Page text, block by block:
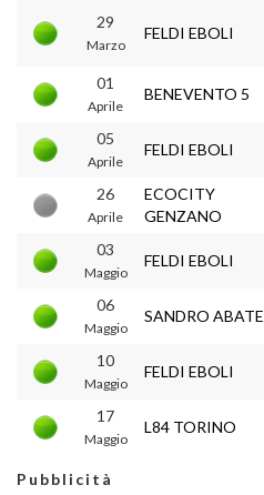
29
Marzo
FELDI EBOLI
01
Aprile
BENEVENTO 5
05
Aprile
FELDI EBOLI
26
Aprile
ECOCITY
GENZANO
03
Maggio
FELDI EBOLI
06
Maggio
SANDRO ABATE
10
Maggio
FELDI EBOLI
17
Maggio
L84 TORINO
Pubblicità